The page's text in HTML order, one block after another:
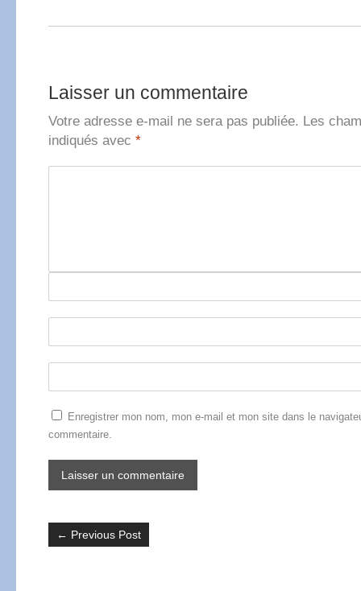
Laisser un commentaire
Votre adresse e-mail ne sera pas publiée. Les
indiqués avec *
Enregistrer mon nom, mon e-mail et mon site dans le
commentaire.
← Previous Post